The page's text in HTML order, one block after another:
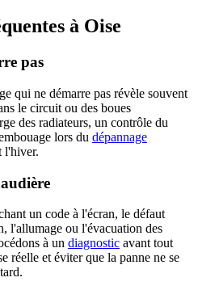
à Oise
pas
qui ne démarre pas révèle souvent
le circuit ou des boues
des radiateurs, un contrôle du
lors du dépannage
l'hiver.
un code à l'écran, le défaut
l'allumage ou l'évacuation des
à un diagnostic avant tout
réelle et éviter que la panne ne se